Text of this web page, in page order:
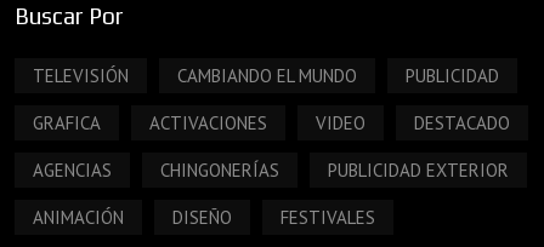
Buscar Por
TELEVISIÓN CAMBIANDO EL MUNDO PUBLICIDAD
GRAFICA ACTIVACIONES VIDEO DESTACADO
AGENCIAS CHINGONERÍAS PUBLICIDAD EXTERIOR
ANIMACIÓN DISEÑO FESTIVALES